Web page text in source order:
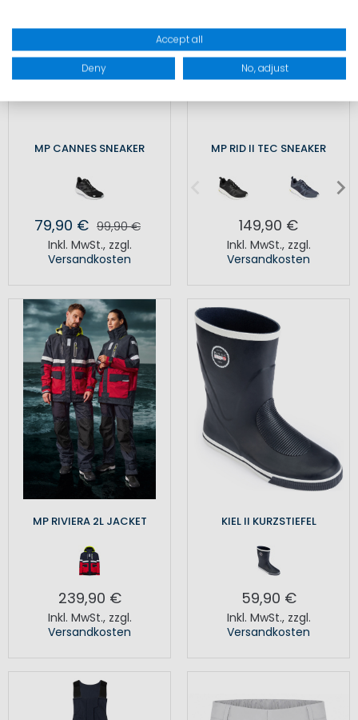
MP CANNES SNEAKER
79,90 € 99,90 €
Inkl. MwSt., zzgl.
Versandkosten
MP RID II TEC SNEAKER
149,90 €
Inkl. MwSt., zzgl.
Versandkosten
MP RIVIERA 2L JACKET
239,90 €
Inkl. MwSt., zzgl.
Versandkosten
KIEL II KURZSTIEFEL
59,90 €
Inkl. MwSt., zzgl.
Versandkosten
Accept all
Deny No, adjust